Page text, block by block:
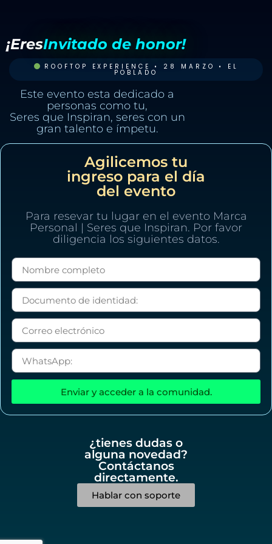
¡EresInvitado de honor!
ROOFTOP EXPERIENCE • 28 MARZO • EL
POBLADO
Este evento esta dedicado a
personas como tu,
Seres que Inspiran, seres con un
gran talento e ímpetu.
Agilicemos tu
ingreso para el día
del evento
Para resevar tu lugar en el evento Marca
Personal | Seres que Inspiran. Por favor
diligencia los siguientes datos.
Enviar y acceder a la comunidad.
¿tienes dudas o
alguna novedad?
Contáctanos
directamente.
Hablar con soporte